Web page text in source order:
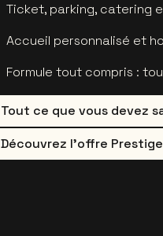
Ticket, parking, catering
Accueil personnalisé et
Formule tout compris :
Tout ce que vous devez
Découvrez l’offre